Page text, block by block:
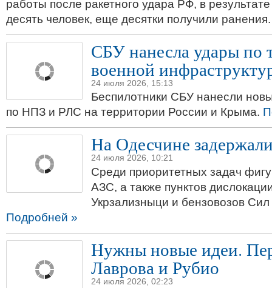
работы после ракетного удара РФ, в результате
десять человек, еще десятки получили
СБУ нанесла удары по
военной
24 июля 2026, 15:13
Беспилотники СБУ нанесли
по НПЗ и РЛС на территории России и Крыма.
На Одесчине
24 июля 2026, 10:21
Среди приоритетных задач
АЗС, а также пунктов
Укрзализныци и бензовозов
Подробней »
Нужны новые идеи.
Лаврова и Рубио
24 июля 2026, 02:23